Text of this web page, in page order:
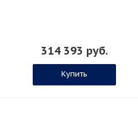
314 393 руб.
Купить